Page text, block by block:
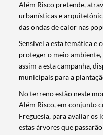
Termo de Pesquisa
Além Risco pretende,
urbanísticas e
das ondas de calor nas
Sensível a esta temática e
proteger o meio
assim a esta campanha,
municipais para a
No terreno estão neste
Além Risco, em conjunto
Freguesia, para avaliar os
estas árvores que